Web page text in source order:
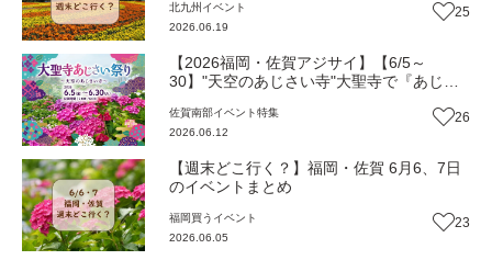
北九州 イベント
2026.06.19
25
【2026福岡・佐賀アジサイ】【6/5～
30】"天空のあじさい寺"大聖寺で『あじさ
（佐賀・武雄市）【イベント】
佐賀南部イベント特集
2026.06.12
26
【週末どこ行く？】福岡・佐賀 6月6、7日
のイベントまとめ
福岡 買う イベント
2026.06.05
23